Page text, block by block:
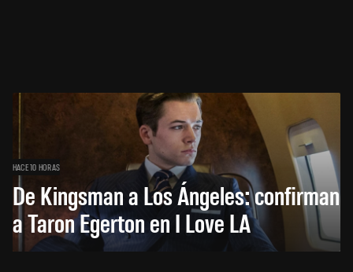
HACE 10 HORAS
De Kingsman a Los Ángeles: confirman
a Taron Egerton en I Love LA